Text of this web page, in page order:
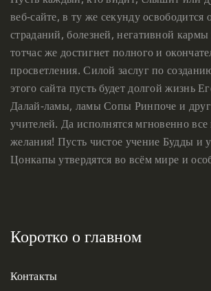
веб-сайте, в ту же секунду освободится
страданий, болезней, негативной
тотчас же достигнет полного и
просветления. Силой заслуг по
этого сайта пусть будет долгой жизнь
Далай-ламы, ламы Сопы Ринпоче и
учителей. Да исполнятся мгновенно
желания! Пусть чистое учение Будды и
Цонкапы утвердятся во всём мире и
Коротко о главном
Контакты